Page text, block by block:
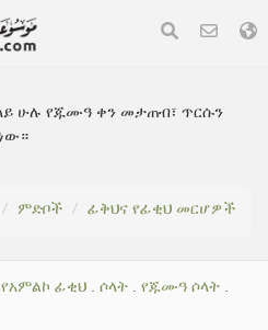
ሁሉ የጁሙዓ ቀን መታጠብ፣ ጥርሱን
ምድቦች ፊቅህና የፊቂህ መርሆዎች
የአምልኮ ፊቂህ . ሶላት . የጁሙዓ ሶላት .